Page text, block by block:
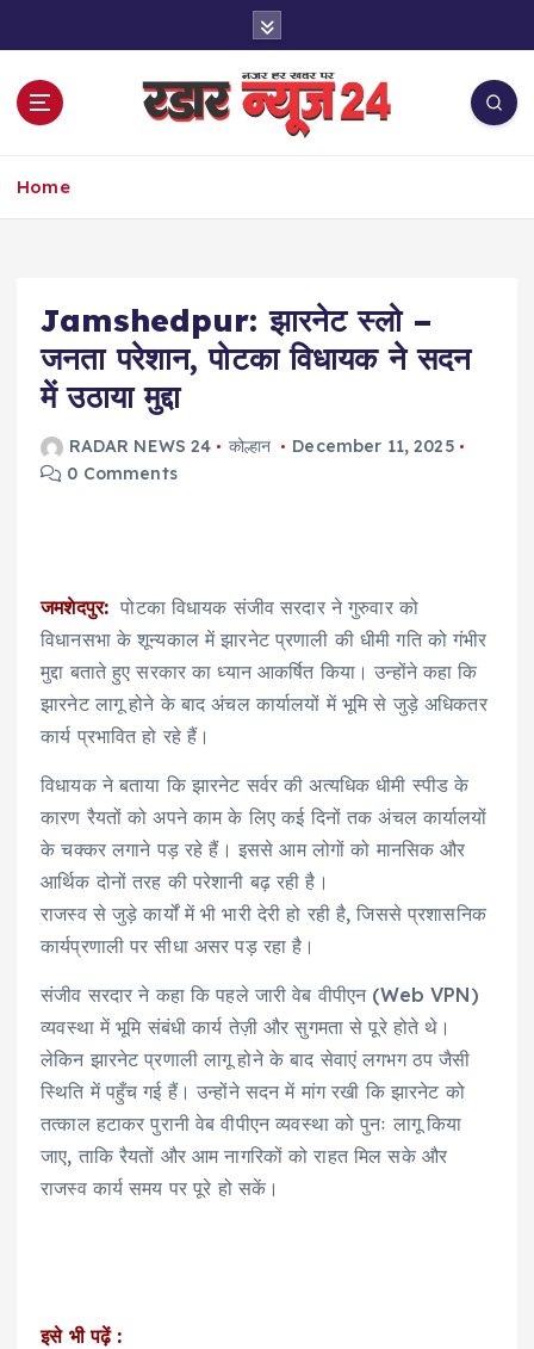
Home
Jamshedpur: झारनेट स्लो –
जनता परेशान, पोटका विधायक ने सदन
में उठाया मुद्दा
RADAR NEWS 24 कोल्हान
December 11, 2025
0 Comments
जमशेदपुर: पोटका विधायक संजीव सरदार ने गुरुवार को
विधानसभा के शून्यकाल में झारनेट प्रणाली की धीमी गति को गंभीर
मुद्दा बताते हुए सरकार का ध्यान आकर्षित किया। उन्होंने कहा कि
झारनेट लागू होने के बाद अंचल कार्यालयों में भूमि से जुड़े अधिकतर
कार्य प्रभावित हो रहे हैं।
विधायक ने बताया कि झारनेट सर्वर की अत्यधिक धीमी स्पीड के
कारण रैयतों को अपने काम के लिए कई दिनों तक अंचल कार्यालयों
के चक्कर लगाने पड़ रहे हैं। इससे आम लोगों को मानसिक और
आर्थिक दोनों तरह की परेशानी बढ़ रही है।
राजस्व से जुड़े कार्यों में भी भारी देरी हो रही है, जिससे प्रशासनिक
कार्यप्रणाली पर सीधा असर पड़ रहा है।
संजीव सरदार ने कहा कि पहले जारी वेब वीपीएन (Web VPN)
व्यवस्था में भूमि संबंधी कार्य तेज़ी और सुगमता से पूरे होते थे।
लेकिन झारनेट प्रणाली लागू होने के बाद सेवाएं लगभग ठप जैसी
स्थिति में पहुँच गई हैं। उन्होंने सदन में मांग रखी कि झारनेट को
तत्काल हटाकर पुरानी वेब वीपीएन व्यवस्था को पुनः लागू किया
जाए, ताकि रैयतों और आम नागरिकों को राहत मिल सके और
राजस्व कार्य समय पर पूरे हो सकें।
इसे भी पढ़ें :